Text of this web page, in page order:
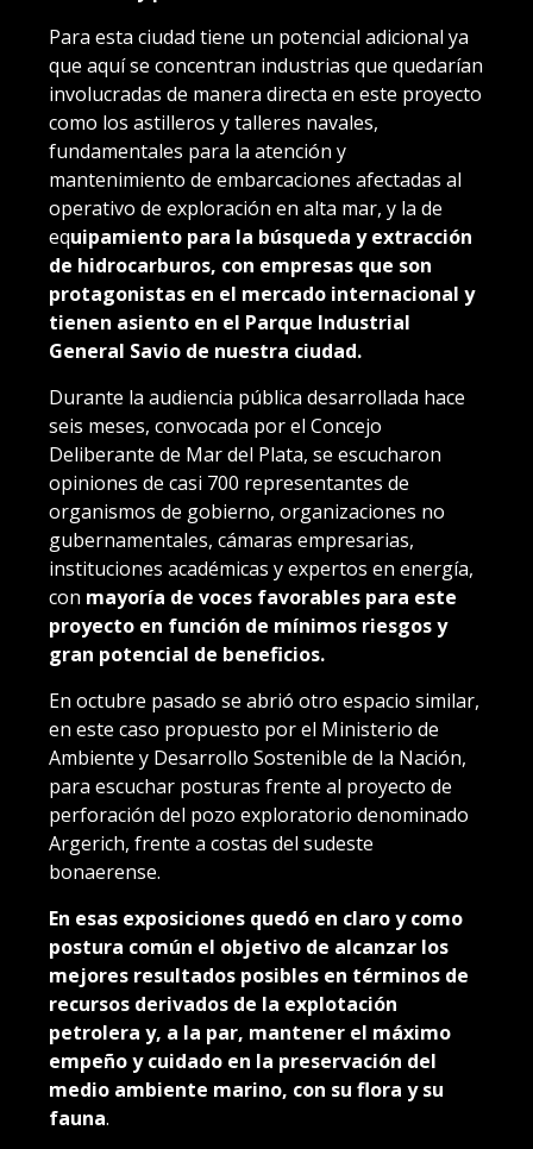
Para esta ciudad tiene un potencial adicional ya
que aquí se concentran industrias que quedarían
involucradas de manera directa en este proyecto
como los astilleros y talleres navales,
fundamentales para la atención y
mantenimiento de embarcaciones afectadas al
operativo de exploración en alta mar, y la de
equipamiento para la búsqueda y extracción
de hidrocarburos, con empresas que son
protagonistas en el mercado internacional y
tienen asiento en el Parque Industrial
General Savio de nuestra ciudad.
Durante la audiencia pública desarrollada hace
seis meses, convocada por el Concejo
Deliberante de Mar del Plata, se escucharon
opiniones de casi 700 representantes de
organismos de gobierno, organizaciones no
gubernamentales, cámaras empresarias,
instituciones académicas y expertos en energía,
con mayoría de voces favorables para este
proyecto en función de mínimos riesgos y
gran potencial de beneficios.
En octubre pasado se abrió otro espacio similar,
en este caso propuesto por el Ministerio de
Ambiente y Desarrollo Sostenible de la Nación,
para escuchar posturas frente al proyecto de
perforación del pozo exploratorio denominado
Argerich, frente a costas del sudeste
bonaerense.
En esas exposiciones quedó en claro y como
postura común el objetivo de alcanzar los
mejores resultados posibles en términos de
recursos derivados de la explotación
petrolera y, a la par, mantener el máximo
empeño y cuidado en la preservación del
medio ambiente marino, con su flora y su
fauna.